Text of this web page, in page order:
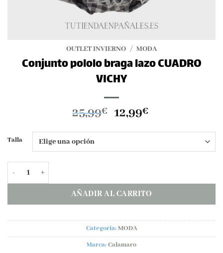
OUTLET INVIERNO / MODA
Conjunto pololo braga lazo CUADRO
VICHY
25,99€ El
era:
12,99€El
es:
Talla
AÑADIR AL CARRITO
Categoría:MODA
Marca:Calamaro